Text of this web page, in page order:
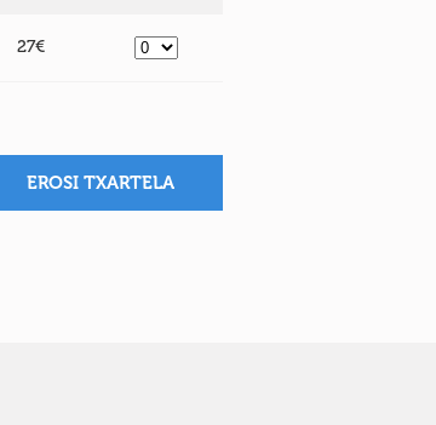
27€
EROSI TXARTELA